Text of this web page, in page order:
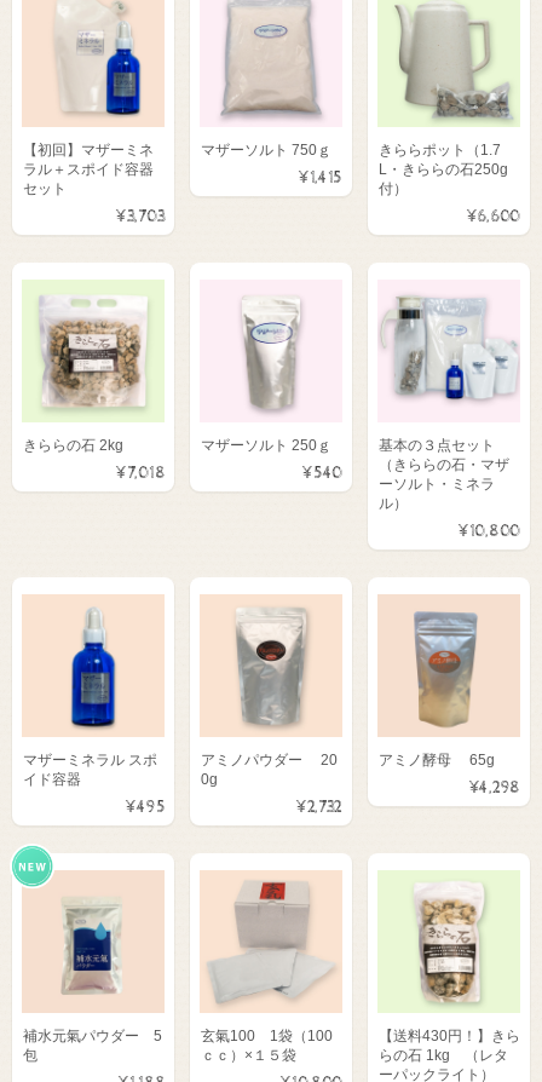
【初回】マザーミネ
ラル＋スポイド容器
セット
¥3,703
マザーソルト 750ｇ
¥1,415
きららポット（1.7
L・きららの石250g
付）
¥6,600
きららの石 2kg
¥7,018
マザーソルト 250ｇ
¥540
基本の３点セット
（きららの石・マザ
ーソルト・ミネラ
ル）
¥10,800
マザーミネラル スポ
イド容器
¥495
アミノパウダー 20
0g
¥2,732
アミノ酵母 65g
¥4,298
補水元氣パウダー 5
包
玄氣100 1袋（100
ｃｃ）×１５袋
【送料430円！】きら
らの石 1kg （レタ
ーパックライト）